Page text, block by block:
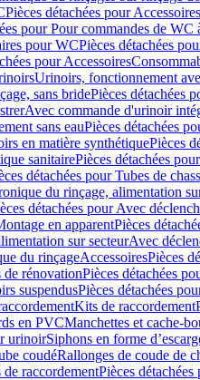
Pièces détachées pour
pour Pour commandes de
pour WCPièces détachées
pour Accessoires
Urinoirs, fonctionnement
sans bridePièces détachées
Avec commande d'urinoir
sans eauPièces détachées
en matière synthétiquePièces
sanitairePièces détachées
détachées pour Tubes de
du rinçage, alimentation
détachées pour Avec
en apparentPièces
sur secteurAvec
du rinçageAccessoiresPièces
rénovationPièces détachées
suspendusPièces détachées
Kits de raccordement
en PVCManchettes et cache-
urinoirSiphons en forme
coudéRallonges de coude de
de raccordementPièces